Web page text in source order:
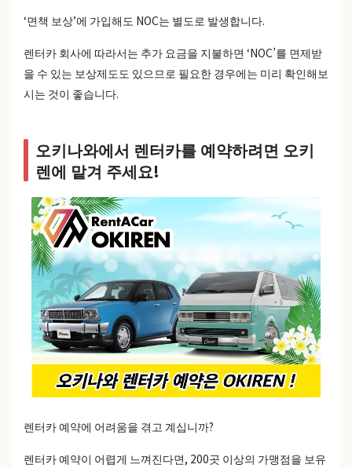
‘면책 보상’에 가입해도 NOC는 별도로 발생합니다.
렌터카 회사에 따라서는 추가 요금을 지불하면 ‘NOC’를 면제받
을 수 있는 보상제도도 있으므로 필요한 경우에는 미리 확인해보
시는 것이 좋습니다.
오키나와에서 렌터카를 예약하려면 오키
렌에 맡겨 주세요!
렌터카 예약에 어려움을 겪고 계십니까?
렌터카 예약이 어렵게 느껴진다면, 200곳 이상의 가맹점을 보유